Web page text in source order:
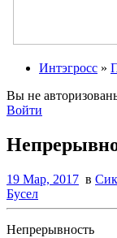
Интэгросс »
Вы не
Войти
19 Мар, 2017 в
Бусел
Непрерывность